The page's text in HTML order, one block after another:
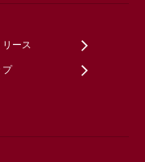
ース
プ